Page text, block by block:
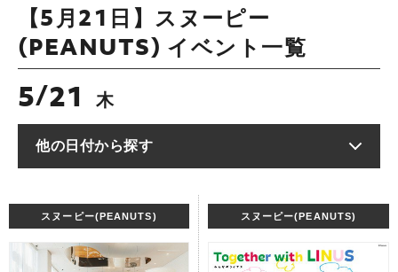
【5月21日】スヌーピー
(PEANUTS) イベント一覧
5/21 木
他の日付から探す
スヌーピー(PEANUTS) スヌーピー(PEANUTS)